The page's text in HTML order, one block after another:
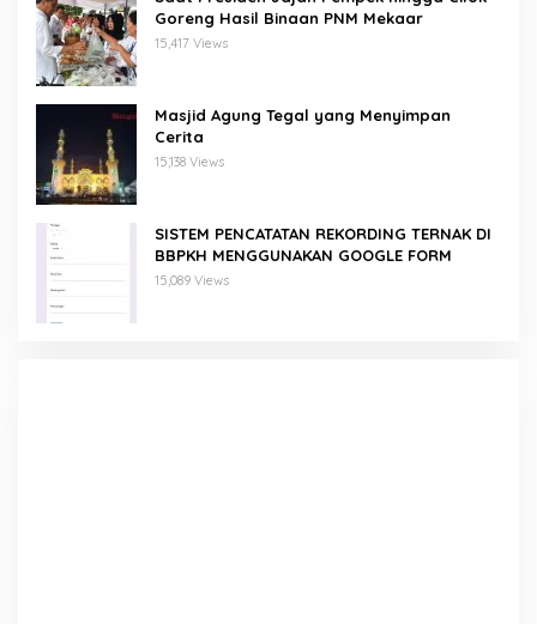
Goreng Hasil Binaan PNM Mekaar
15,417 Views
Masjid Agung Tegal yang Menyimpan
Cerita
15,138 Views
SISTEM PENCATATAN REKORDING TERNAK DI
BBPKH MENGGUNAKAN GOOGLE FORM
15,089 Views